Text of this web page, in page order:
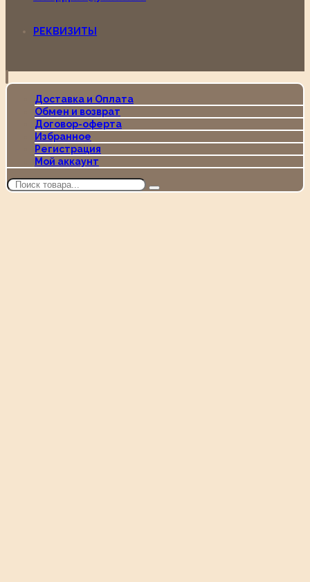
РЕКВИЗИТЫ
Доставка и Оплата
Обмен и возврат
Договор-оферта
Избранное
Регистрация
Мой аккаунт